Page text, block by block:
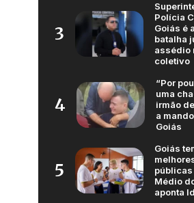
3
Polícia
Goiás é
batalha
assédio
coletivo
4
“Por
uma
irmão
a
Goiás
5
Goiás
públicas
Médio
aponta